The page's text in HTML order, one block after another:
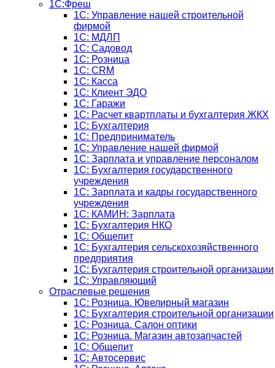
1С:Фреш
1С: Управление нашей строительной
фирмой
1С: МДЛП
1С: Садовод
1С: Розница
1C: CRM
1C: Касса
1С: Клиент ЭДО
1С: Гаражи
1C: Расчет квартплаты и бухгалтерия ЖКХ
1C: Бухгалтерия
1C: Предприниматель
1C: Управление нашей фирмой
1C: Зарплата и управление персоналом
1C: Бухгалтерия государственного
учреждения
1C: Зарплата и кадры государственного
учреждения
1C: КАМИН: Зарплата
1C: Бухгалтерия НКО
1С: Общепит
1С: Бухгалтерия сельскохозяйст­венного
предприятия
1С: Бухгалтерия строительной организации
1С: Управляющий
Отраслевые решения
1С: Розница. Ювелирный магазин
1С: Бухгалтерия строительной организации
1С: Розница. Салон оптики
1С: Розница. Магазин автозапчастей
1C: Общепит
1С: Автосервис